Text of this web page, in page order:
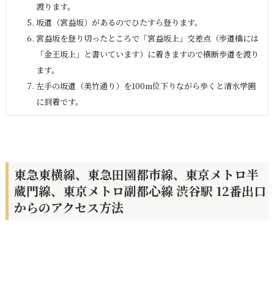
渡ります。
坂道（宮益坂）があるのでひたすら登ります。
宮益坂を登り切ったところで「宮益坂上」交差点（歩道橋には
「金王坂上」と書いています）に着きますので横断歩道を渡り
ます。
左手の坂道（美竹通り）を100m位下りながら歩くと清水学園
に到着です。
東急東横線、東急田園都市線、東京メトロ半
蔵門線、東京メトロ副都心線 渋谷駅 12番出口
からのアクセス方法